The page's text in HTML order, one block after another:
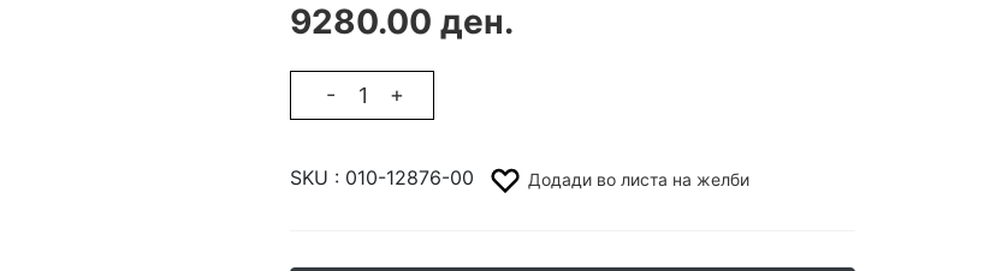
9280.00 ден.
- +
SKU : 010-12876-00 Додади во листа на желби